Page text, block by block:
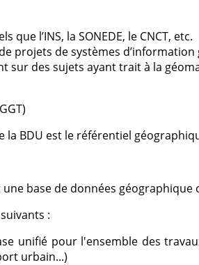
que l’INS, la SONEDE, le CNCT, etc.
projets de systèmes
sur des sujets ayant trait à la
la BDU est le référentiel
base de données géographique
:
unifié pour l'ensemble des
urbain...)